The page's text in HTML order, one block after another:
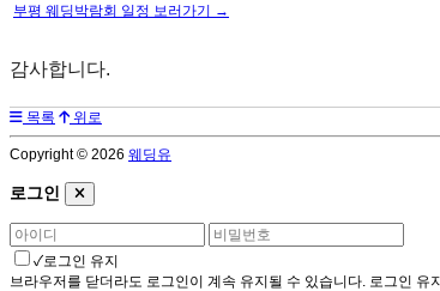
부평 웨딩박람회 일정 보러가기 →
감사합니다.
목록 위로
Copyright © 2026 웨딩유
로그인
✓로그인 유지
브라우저를 닫더라도 로그인이 계속 유지될 수 있습니다. 로그인